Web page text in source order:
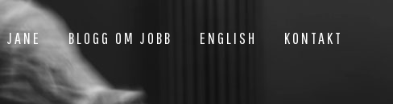
JANE BLOGG OM JOBB ENGLISH KONTAKT